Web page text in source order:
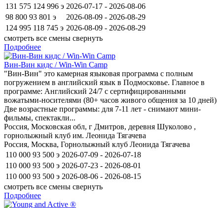
131 575 124 996 э 2026-07-17 - 2026-08-06
98 800 93 801 э
2026-08-09 - 2026-08-29
124 995 118 745 э 2026-08-09 - 2026-08-29
смотреть все смены свернуть
Подробнее
Вин-Вин кидс / Win-Win Camp
"Вин-Вин" это камерная языковая программа с полным
погружением в английский язык в Подмосковье. Главное в
программе: Английский 24/7 с сертифицированными
вожатыми-носителями (80+ часов живого общения за 10 дней)
Две возрастные программы: для 7-11 лет - снимают мини-
фильмы, спектакли...
Россия, Московская обл, г Дмитров, деревня Шуколово ,
горнолыжный клуб им. Леонида Тягачева
Россия, Москва, Горнолыжный клуб Леонида Тягачева
110 000 93 500 э 2026-07-09 - 2026-07-18
110 000 93 500 э 2026-07-23 - 2026-08-01
110 000 93 500 э 2026-08-06 - 2026-08-15
смотреть все смены свернуть
Подробнее